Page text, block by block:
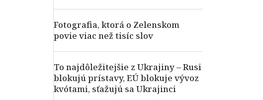
Fotografia, ktorá o Zelenskom
povie viac než tisíc slov
To najdôležitejšie z Ukrajiny – Rusi
blokujú prístavy, EÚ blokuje vývoz
kvótami, sťažujú sa Ukrajinci